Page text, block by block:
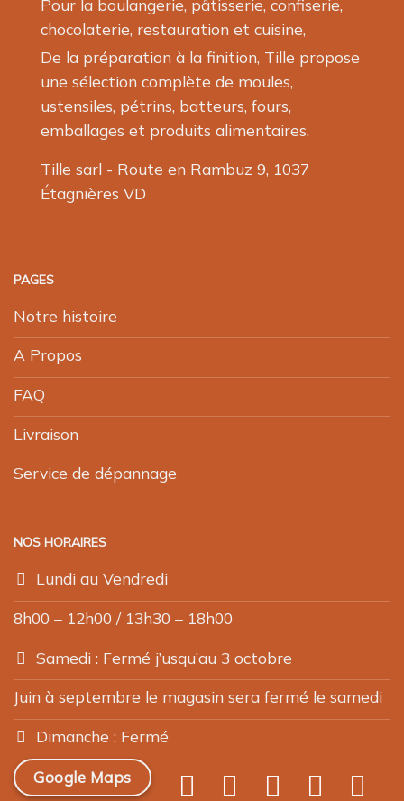
Pour la boulangerie, pâtisserie, confiserie,
chocolaterie, restauration et cuisine,
De la préparation à la finition, Tille propose
une sélection complète de moules,
ustensiles, pétrins, batteurs, fours,
emballages et produits alimentaires.
Tille sarl - Route en Rambuz 9, 1037
Étagnières VD
PAGES
Notre histoire
A Propos
FAQ
Livraison
Service de dépannage
NOS HORAIRES
Lundi au Vendredi
8h00 – 12h00 / 13h30 – 18h00
Samedi : Fermé j’usqu’au 3 octobre
Juin à septembre le magasin sera fermé le samedi
Dimanche : Fermé
Google Maps